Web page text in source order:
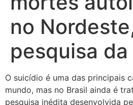
no
pesquisa da
O suicídio é uma das principais
mundo, mas no Brasil ainda é
pesquisa inédita desenvolvida